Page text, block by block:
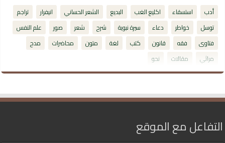
أدب استسقاء اكليع الغب البديع الشعر الحساني انيفرار
تراجم
توسل
خواطر دعاء سيرة نبوية شرح شعر صور
علم النفس
فتاوى
فقه قانون كتب لغة متون محاضرات
مدح
مراثي
مقالات نحو
التفاعل مع الموقع